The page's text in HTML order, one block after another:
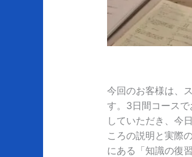
今回のお客様は、
す。3日間コース
していただき、今
ころの説明と実際
にある「知識の復